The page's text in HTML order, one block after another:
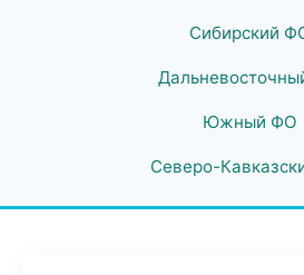
Сибирский
Южный ФО
Северо-